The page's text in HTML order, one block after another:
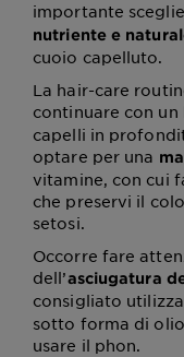
importante
nutriente e
cuoio capelluto.
La hair-care
continuare con un
capelli in
optare per una
vitamine, con cui
che preservi il
setosi.
Occorre fare
dell’asciugatura
consigliato
sotto forma di
usare il phon.